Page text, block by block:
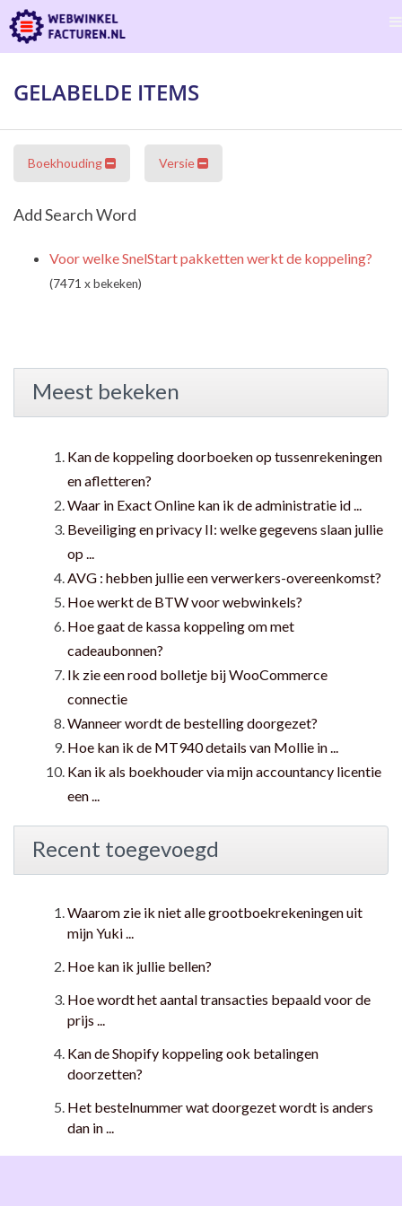
GELABELDE ITEMS
Boekhouding Versie
Add Search Word
Voor welke SnelStart pakketten werkt de koppeling?
(7471 x bekeken)
Meest bekeken
Kan de koppeling doorboeken op tussenrekeningen
en afletteren?
Waar in Exact Online kan ik de administratie id ...
Beveiliging en privacy II: welke gegevens slaan jullie
op ...
AVG : hebben jullie een verwerkers-overeenkomst?
Hoe werkt de BTW voor webwinkels?
Hoe gaat de kassa koppeling om met
cadeaubonnen?
Ik zie een rood bolletje bij WooCommerce
connectie
Wanneer wordt de bestelling doorgezet?
Hoe kan ik de MT940 details van Mollie in ...
Kan ik als boekhouder via mijn accountancy licentie
een ...
Recent toegevoegd
Waarom zie ik niet alle grootboekrekeningen uit
mijn Yuki ...
Hoe kan ik jullie bellen?
Hoe wordt het aantal transacties bepaald voor de
prijs ...
Kan de Shopify koppeling ook betalingen
doorzetten?
Het bestelnummer wat doorgezet wordt is anders
dan in ...